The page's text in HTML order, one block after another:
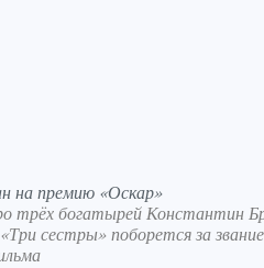
на премию «Оскар»
трёх богатырей Константин
сестры» поборется за